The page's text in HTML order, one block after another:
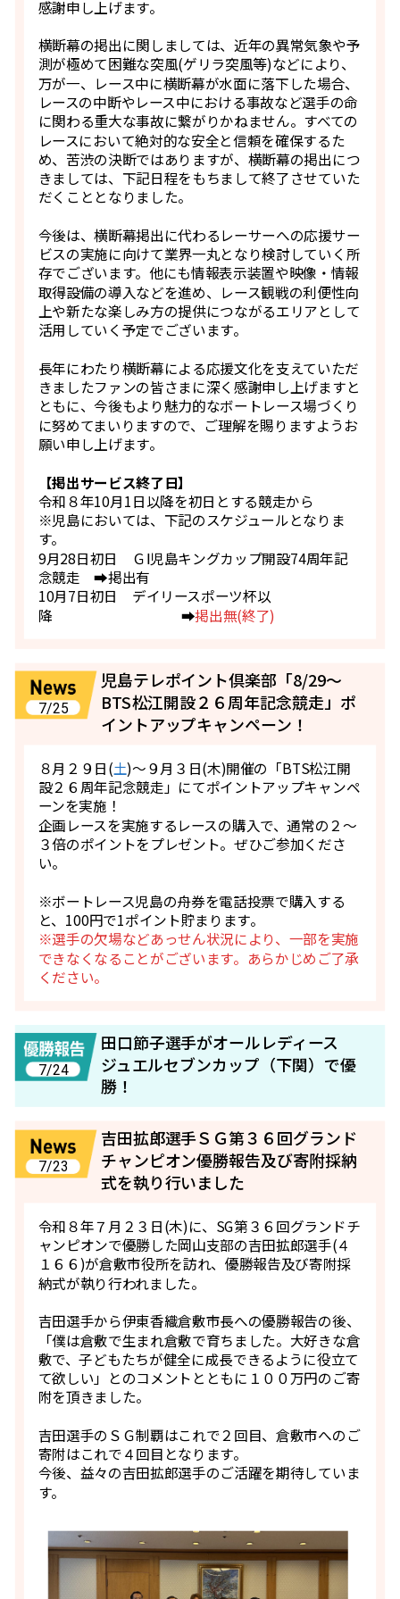
感謝申し上げます。
横断幕の掲出に関しましては、近年の異常気象や予
測が極めて困難な突風(ゲリラ突風等)などにより、
万が一、レース中に横断幕が水面に落下した場合、
レースの中断やレース中における事故など選手の命
に関わる重大な事故に繋がりかねません。すべての
レースにおいて絶対的な安全と信頼を確保するた
め、苦渋の決断ではありますが、横断幕の掲出につ
きましては、下記日程をもちまして終了させていた
だくこととなりました。
今後は、横断幕掲出に代わるレーサーへの応援サー
ビスの実施に向けて業界一丸となり検討していく所
存でございます。他にも情報表示装置や映像・情報
取得設備の導入などを進め、レース観戦の利便性向
上や新たな楽しみ方の提供につながるエリアとして
活用していく予定でございます。
長年にわたり横断幕による応援文化を支えていただ
きましたファンの皆さまに深く感謝申し上げますと
ともに、今後もより魅力的なボートレース場づくり
に努めてまいりますので、ご理解を賜りますようお
願い申し上げます。
【掲出サービス終了日】
令和８年10月1日以降を初日とする競走から
※児島においては、下記のスケジュールとなりま
す。
9月28日初日 ＧⅠ児島キングカップ開設74周年記
念競走 ➡掲出有
10月7日初日 デイリースポーツ杯以
降 ➡掲出無(終了)
7/25
児島テレポイント倶楽部「8/29～
BTS松江開設２６周年記念競走」ポ
イントアップキャンペーン！
８月２９日(土)～９月３日(木)開催の「BTS松江開
設２６周年記念競走」にてポイントアップキャンペ
ーンを実施！
企画レースを実施するレースの購入で、通常の２～
３倍のポイントをプレゼント。ぜひご参加くださ
い。
※ボートレース児島の舟券を電話投票で購入する
と、100円で1ポイント貯まります。
※選手の欠場などあっせん状況により、一部を実施
できなくなることがございます。あらかじめご了承
ください。
7/24
田口節子選手がオールレディース
ジュエルセブンカップ（下関）で優
勝！
7/23
吉田拡郎選手ＳＧ第３６回グランド
チャンピオン優勝報告及び寄附採納
式を執り行いました
令和８年７月２３日(木)に、SG第３６回グランドチ
ャンピオンで優勝した岡山支部の吉田拡郎選手(４
１６６)が倉敷市役所を訪れ、優勝報告及び寄附採
納式が執り行われました。
吉田選手から伊東香織倉敷市長への優勝報告の後、
「僕は倉敷で生まれ倉敷で育ちました。大好きな倉
敷で、子どもたちが健全に成長できるように役立て
て欲しい」とのコメントとともに１００万円のご寄
附を頂きました。
吉田選手のＳＧ制覇はこれで２回目、倉敷市へのご
寄附はこれで４回目となります。
今後、益々の吉田拡郎選手のご活躍を期待していま
す。